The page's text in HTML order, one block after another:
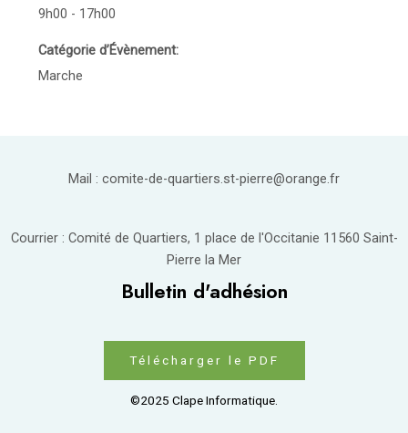
9h00 - 17h00
Catégorie d’Évènement:
Marche
Mail : comite-de-quartiers.st-pierre@orange.fr
Courrier : Comité de Quartiers, 1 place de l'Occitanie 11560 Saint-
Pierre la Mer
Bulletin d'adhésion
Télécharger le PDF
©2025 Clape Informatique.